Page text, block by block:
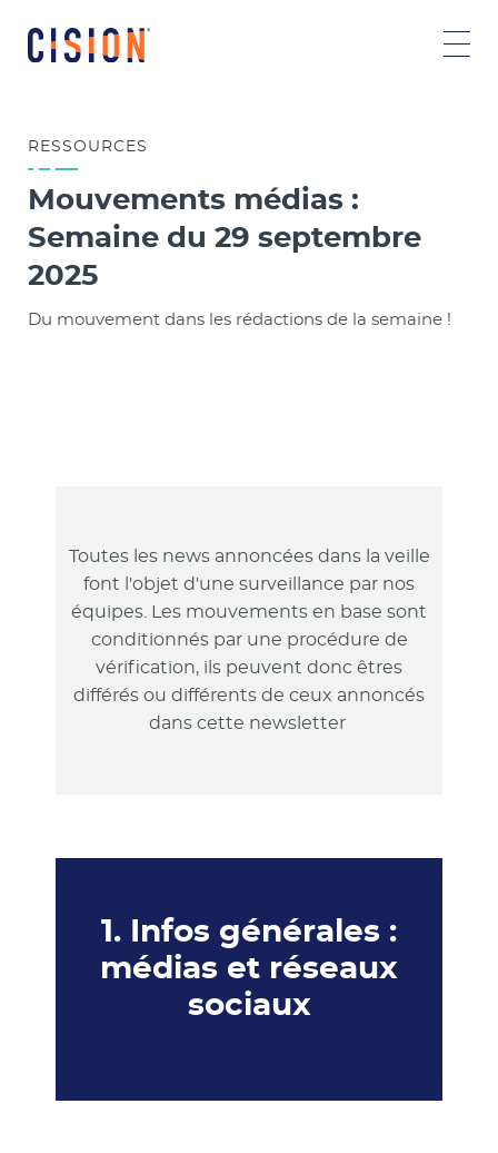
RESSOURCES
Mouvements médias :
Semaine du 29 septembre
2025
Du mouvement dans les rédactions de la semaine !
Toutes les news annoncées dans la veille
font l'objet d'une surveillance par nos
équipes. Les mouvements en base sont
conditionnés par une procédure de
vérification, ils peuvent donc êtres
différés ou différents de ceux annoncés
dans cette newsletter
1. Infos générales :
médias et réseaux
sociaux